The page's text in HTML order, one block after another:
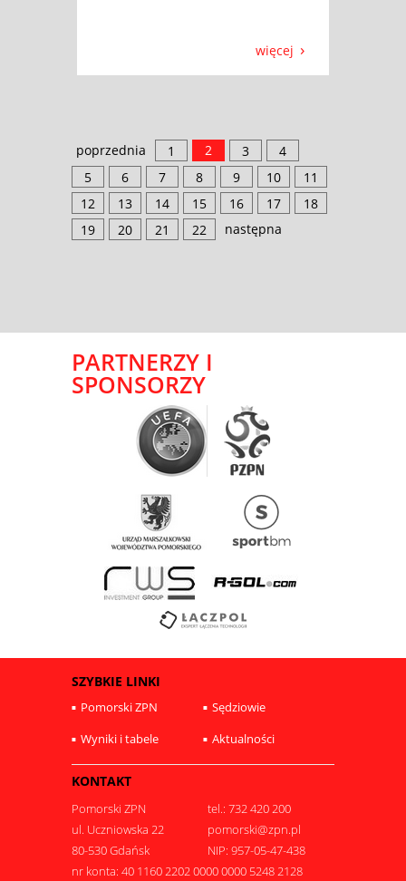
więcej
poprzednia 1 2 3
4
5
6 7 8 9 10
11
12
13 14 15 16 17
18
19
20 21 22 następna
PARTNERZY I
SPONSORZY
SZYBKIE LINKI
Pomorski ZPN
Sędziowie
Wyniki i tabele
Aktualności
KONTAKT
Pomorski ZPN
tel.: 732 420 200
ul. Uczniowska 22
pomorski@zpn.pl
80-530 Gdańsk
NIP: 957-05-47-438
nr konta: 40 1160 2202 0000 0000 5248 2128